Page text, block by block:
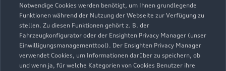
Notwendige Cookies werden benötigt, um Ihnen grundlegende
Funktionen während der Nutzung der Webseite zur Verfügung zu
stellen. Zu diesen Funktionen gehört z. B. der
Fahrzeugkonfigurator oder der Ensighten Privacy Manager (unser
Einwilligungsmanagementtool). Der Ensighten Privacy Manager
verwendet Cookies, um Informationen darüber zu speichern, ob
und wenn ja, für welche Kategorien von Cookies Benutzer ihre
Zur Reparatur